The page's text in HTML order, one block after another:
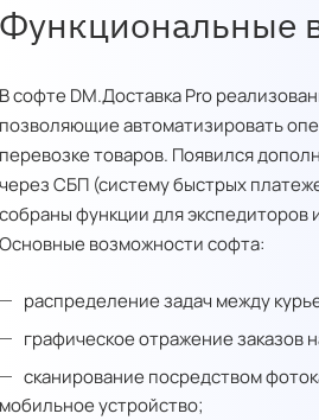
Функциональные
В софте DM.Доставка Pro
позволяющие автоматизировать
перевозке товаров. Появился
через СБП (систему быстрых
собраны функции для экспедиторов
Основные возможности софта:
распределение задач между
графическое отражение заказов
сканирование посредством
мобильное устройство;